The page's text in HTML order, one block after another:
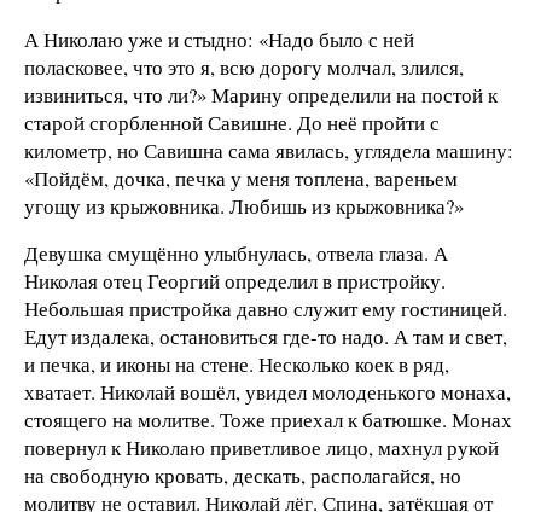
А Николаю уже и стыдно: «Надо было с ней
поласковее, что это я, всю дорогу молчал, злился,
извиниться, что ли?» Марину определили на постой к
старой сгорбленной Савишне. До неё пройти с
километр, но Савишна сама явилась, углядела машину:
«Пойдём, дочка, печка у меня топлена, вареньем
угощу из крыжовника. Любишь из крыжовника?»
Девушка смущённо улыбнулась, отвела глаза. А
Николая отец Георгий определил в пристройку.
Небольшая пристройка давно служит ему гостиницей.
Едут издалека, остановиться где-то надо. А там и свет,
и печка, и иконы на стене. Несколько коек в ряд,
хватает. Николай вошёл, увидел молоденького монаха,
стоящего на молитве. Тоже приехал к батюшке. Монах
повернул к Николаю приветливое лицо, махнул рукой
на свободную кровать, дескать, располагайся, но
молитву не оставил. Николай лёг. Спина, затёкшая от